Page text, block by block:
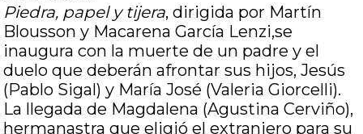
Piedra, papel y tijera, dirigida por Martín
Blousson y Macarena García Lenzi,se
inaugura con la muerte de un padre y el
duelo que deberán afrontar sus hijos, Jesús
(Pablo Sigal) y María José (Valeria Giorcelli).
La llegada de Magdalena (Agustina Cerviño),
hermanastra que eligió el extranjero para su